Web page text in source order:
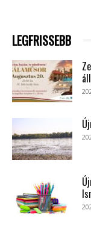
LEGFRISSEBB